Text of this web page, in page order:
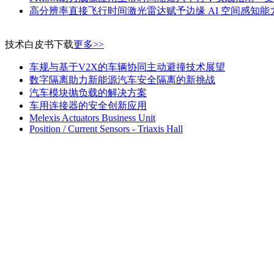
高分辨率直接飞行时间激光雷达赋予边缘 AI 空间感知能
技术白皮书下载更多>>
车规与基于V2X的车辆协同主动避撞技术展望
数字隔离助力新能源汽车安全隔离的新挑战
汽车模块抛负载的解决方案
车用连接器的安全创新应用
Melexis Actuators Business Unit
Position / Current Sensors - Triaxis Hall